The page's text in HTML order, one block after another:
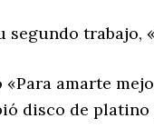
segundo
«Para amarte
disco de platino